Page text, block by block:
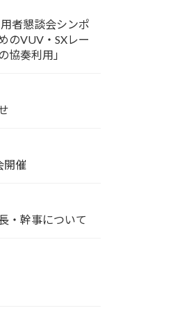
者懇談会シンポ
のVUV・SXレー
協奏利用」
開催
・幹事について